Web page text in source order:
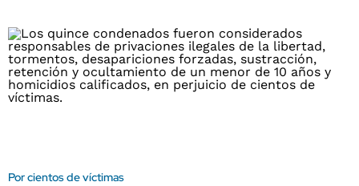
Por cientos de víctimas